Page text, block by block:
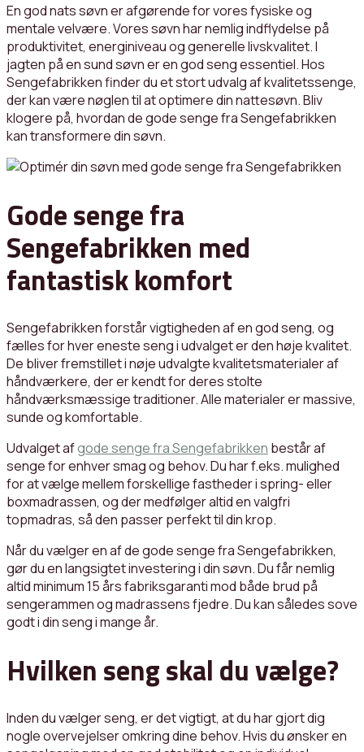
En god nats søvn er afgørende for vores fysiske og
mentale velvære. Vores søvn har nemlig indflydelse på
produktivitet, energiniveau og generelle livskvalitet. I
jagten på en sund søvn er en god seng essentiel. Hos
Sengefabrikken finder du et stort udvalg af kvalitetssenge,
der kan være nøglen til at optimere din nattesøvn. Bliv
klogere på, hvordan de gode senge fra Sengefabrikken
kan transformere din søvn.
Gode senge fra
Sengefabrikken med
fantastisk komfort
Sengefabrikken forstår vigtigheden af en god seng, og
fælles for hver eneste seng i udvalget er den høje kvalitet.
De bliver fremstillet i nøje udvalgte kvalitetsmaterialer af
håndværkere, der er kendt for deres stolte
håndværksmæssige traditioner. Alle materialer er massive,
sunde og komfortable.
Udvalget afgode senge fra Sengefabrikken består af
senge for enhver smag og behov. Du har f.eks. mulighed
for at vælge mellem forskellige fastheder i spring- eller
boxmadrassen, og der medfølger altid en valgfri
topmadras, så den passer perfekt til din krop.
Når du vælger en af de gode senge fra Sengefabrikken,
gør du en langsigtet investering i din søvn. Du får nemlig
altid minimum 15 års fabriksgaranti mod både brud på
sengerammen og madrassens fjedre. Du kan således sove
godt i din seng i mange år.
Hvilken seng skal du vælge?
Inden du vælger seng, er det vigtigt, at du har gjort dig
nogle overvejelser omkring dine behov. Hvis du ønsker en